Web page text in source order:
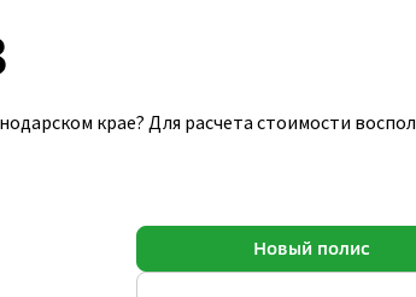
крае? Для расчета стоимости